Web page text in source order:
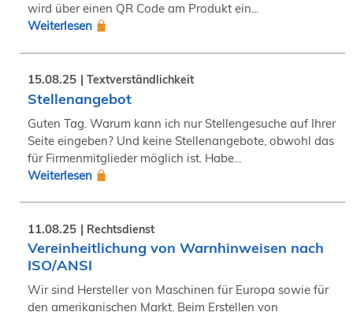
wird über einen QR Code am Produkt ein...
Weiterlesen
15.08.25 Textverständlichkeit
Stellenangebot
Guten Tag. Warum kann ich nur Stellengesuche auf Ihrer
Seite eingeben? Und keine Stellenangebote, obwohl das
für Firmenmitglieder möglich ist. Habe...
Weiterlesen
11.08.25 Rechtsdienst
Vereinheitlichung von Warnhinweisen nach
ISO/ANSI
Wir sind Hersteller von Maschinen für Europa sowie für
den amerikanischen Markt. Beim Erstellen von